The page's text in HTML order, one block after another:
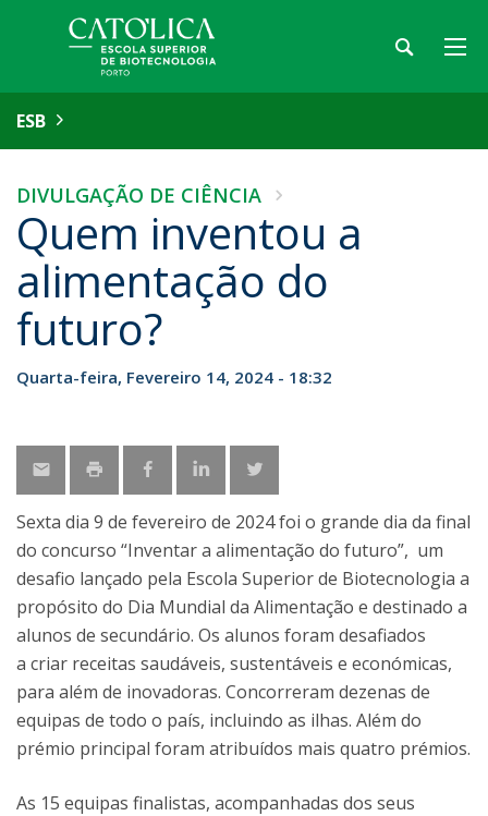
ESB
DIVULGAÇÃO DE CIÊNCIA
Quem inventou a
alimentação do
futuro?
Quarta-feira, Fevereiro 14, 2024 - 18:32
Sexta dia 9 de fevereiro de 2024 foi o grande dia da final
do concurso “Inventar a alimentação do futuro”, um
desafio lançado pela Escola Superior de Biotecnologia a
propósito do Dia Mundial da Alimentação e destinado a
alunos de secundário. Os alunos foram desafiados
a criar receitas saudáveis, sustentáveis e económicas,
para além de inovadoras. Concorreram dezenas de
equipas de todo o país, incluindo as ilhas. Além do
prémio principal foram atribuídos mais quatro prémios.
As 15 equipas finalistas, acompanhadas dos seus